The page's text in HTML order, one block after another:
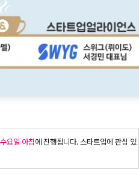
요일 아침 에 진행됩니다. 스타트업에 관심 있